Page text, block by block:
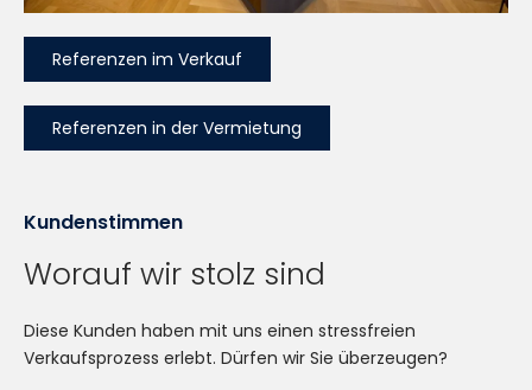
Referenzen im Verkauf
Referenzen in der Vermietung
Kundenstimmen
Worauf wir stolz sind
Diese Kunden haben mit uns einen stressfreien
Verkaufsprozess erlebt. Dürfen wir Sie überzeugen?